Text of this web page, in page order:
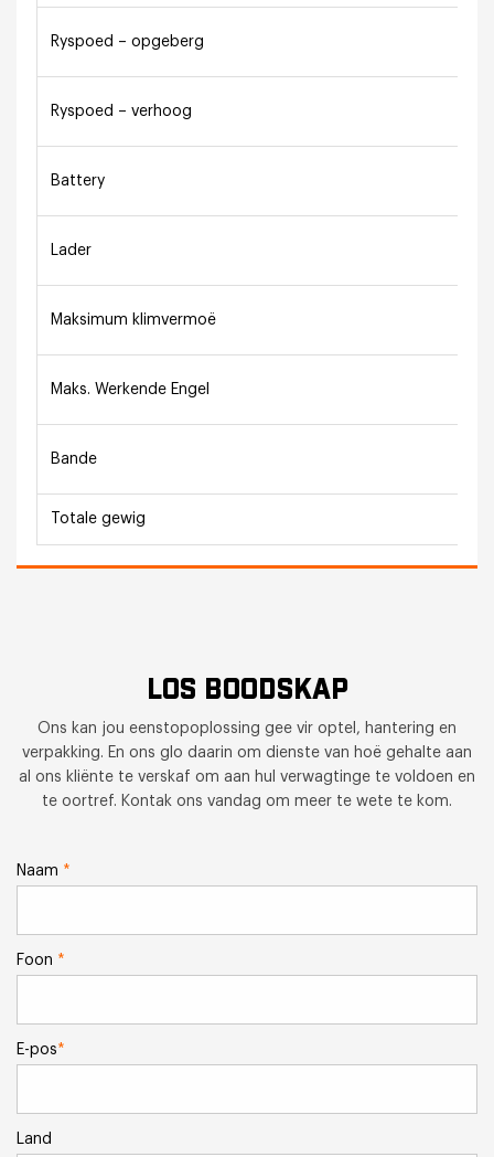
Ryspoed – opgeberg
Ryspoed – verhoog
Battery
Lader
Maksimum klimvermoë
Maks. Werkende Engel
Bande
Totale gewig
LOS BOODSKAP
Ons kan jou eenstopoplossing gee vir optel, hantering en
verpakking. En ons glo daarin om dienste van hoë gehalte aan
al ons kliënte te verskaf om aan hul verwagtinge te voldoen en
te oortref. Kontak ons vandag om meer te wete te kom.
Naam *
Foon *
E-pos*
Land